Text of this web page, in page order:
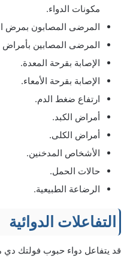
مكونات الدواء.
المرضى المصابون بمرض
المرضى المصابين بأمراض
الإصابة بقرحة المعدة.
الإصابة بقرحة الأمعاء.
ارتفاع ضغط الدم.
أمراض الكبد.
أمراض الكلى.
الأشخاص المدخنين.
حالات الحمل.
الرضاعة الطبيعية.
التفاعلات الدوائية
قد يتفاعل دواء حبوب فولتك دي مع